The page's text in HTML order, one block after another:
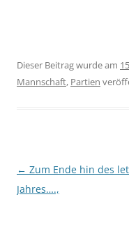
Dieser Beitrag wurde am
Mannschaft, Partien
Beitragsnavigation
← Zum Ende hin des
Jahres….,